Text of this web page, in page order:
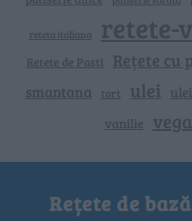
reteta italiana retete-
Retete de Pasti Rețete cu
smantana tort ulei
vanilie
Rețete de